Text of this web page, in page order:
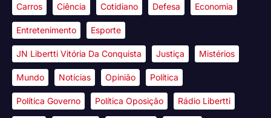
Carros Ciência Cotidiano Defesa Economia
Entretenimento Esporte
JN Libertti Vitória Da Conquista Justiça Mistérios
Mundo Notícias Opinião Política
Política Governo Política Oposição Rádio Libertti